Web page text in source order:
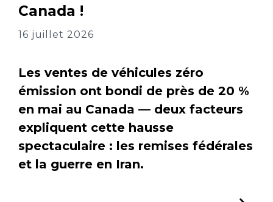
Canada !
16 juillet 2026
Les ventes de véhicules zéro
émission ont bondi de près de 20 %
en mai au Canada — deux facteurs
expliquent cette hausse
spectaculaire : les remises fédérales
et la guerre en Iran.